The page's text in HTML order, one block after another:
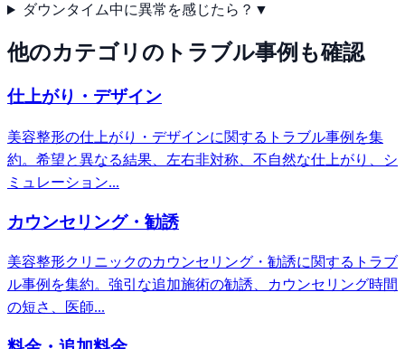
ダウンタイム中に異常を感じたら？ ▼
他のカテゴリのトラブル事例も確認
仕上がり・デザイン
美容整形の仕上がり・デザインに関するトラブル事例を集
約。希望と異なる結果、左右非対称、不自然な仕上がり、シ
ミュレーション...
カウンセリング・勧誘
美容整形クリニックのカウンセリング・勧誘に関するトラブ
ル事例を集約。強引な追加施術の勧誘、カウンセリング時間
の短さ、医師...